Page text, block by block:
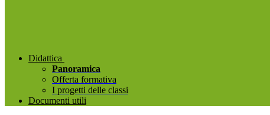
Didattica
Panoramica
Offerta formativa
I progetti delle classi
Documenti utili